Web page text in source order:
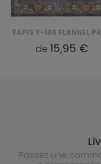
de15,95 €
Passez une